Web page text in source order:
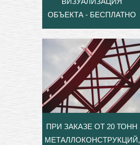
ОБЪЕКТА - БЕСПЛАТНО
ПРИ ЗАКАЗЕ ОТ 20 ТОНН
МЕТАЛЛОКОНСТРУКЦИЙ,